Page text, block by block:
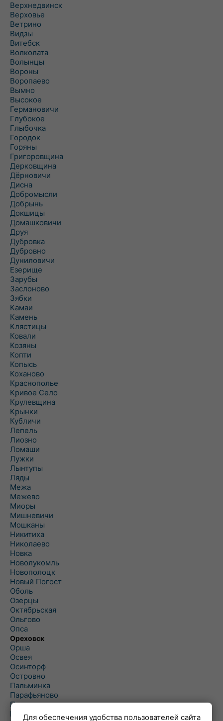
Верхнедвинск
Верховье
Ветрино
Видзы
Витебск
Волколата
Волынцы
Вороны
Воропаево
Вымно
Высокое
Германовичи
Глубокое
Глыбочка
Городок
Горяны
Григоровщина
Дерковщина
Дёрновичи
Дисна
Добромысли
Добрынь
Докшицы
Домашковичи
Друя
Дубровка
Дубровно
Дуниловичи
Езерище
Зарубы
Заслоново
Зябки
Камаи
Камень
Клястицы
Ковали
Козяны
Копти
Копысь
Коханово
Краснополье
Кривое Село
Крулевщина
Крынки
Кубличи
Лепель
Лиозно
Ломаши
Лужки
Лынтупы
Ляды
Межа
Межево
Миоры
Мишневичи
Мошканы
Никитиха
Николаево
Новка
Новолукомль
Новополоцк
Новый Погост
Оболь
Озерцы
Октябрьская
Ольгово
Опса
Ореховск
Орша
Освея
Осинторф
Островно
Пальминка
Парафьяново
Плисса
ПовятьеДля обеспечения удобства пользователей сайта